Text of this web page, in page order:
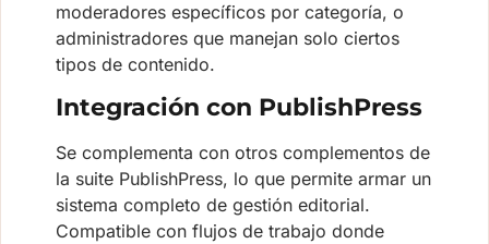
moderadores específicos por categoría, o
administradores que manejan solo ciertos
tipos de contenido.
Integración con PublishPress
Se complementa con otros complementos de
la suite PublishPress, lo que permite armar un
sistema completo de gestión editorial.
Compatible con flujos de trabajo donde